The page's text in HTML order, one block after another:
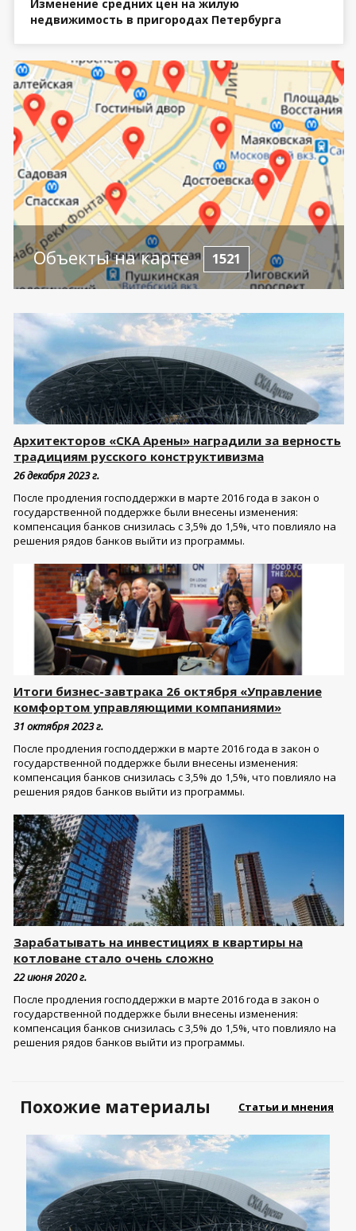
Изменение средних цен на жилую
недвижимость в пригородах Петербурга
Объекты на карте 1521
Архитекторов «СКА Арены» наградили за верность
традициям русского конструктивизма
26 декабря 2023 г.
После продления господдержки в марте 2016 года в закон о
государственной поддержке были внесены изменения:
компенсация банков снизилась с 3,5% до 1,5%, что повлияло на
решения рядов банков выйти из программы.
Итоги бизнес-завтрака 26 октября «Управление
комфортом управляющими компаниями»
31 октября 2023 г.
После продления господдержки в марте 2016 года в закон о
государственной поддержке были внесены изменения:
компенсация банков снизилась с 3,5% до 1,5%, что повлияло на
решения рядов банков выйти из программы.
Зарабатывать на инвестициях в квартиры на
котловане стало очень сложно
22 июня 2020 г.
После продления господдержки в марте 2016 года в закон о
государственной поддержке были внесены изменения:
компенсация банков снизилась с 3,5% до 1,5%, что повлияло на
решения рядов банков выйти из программы.
Статьи и мнения
Похожие материалы